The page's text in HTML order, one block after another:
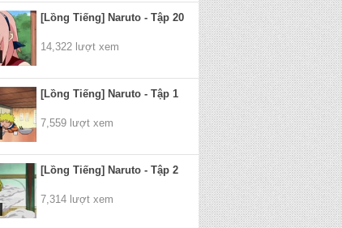
[Lồng Tiếng] Naruto - Tập 20
14,322 lượt xem
[Lồng Tiếng] Naruto - Tập 1
7,559 lượt xem
[Lồng Tiếng] Naruto - Tập 2
7,314 lượt xem